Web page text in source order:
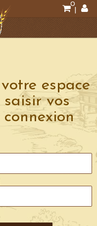
0
espace
vos